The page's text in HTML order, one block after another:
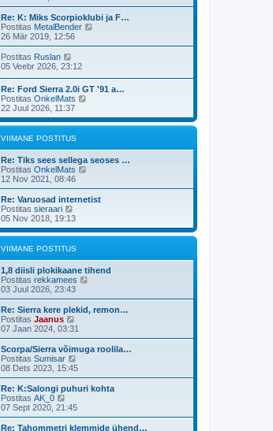
s
t
u
s
t
p
s
t
u
s
t
a
t
a
v
m
a
s
t
p
s
t
u
s
t
Re: K: Miks Scorpioklubi ja F…
Postitas MetalBender
a
i
s
t
o
s
t
u
s
26 Mär 2019, 12:56
Postitas Ruslan
a
t
a
v
i
i
a
s
t
p
o
s
t
i
t
u
s
t
05 Veebr 2026, 23:12
Re: Ford Sierra 2.0i GT '91 a…
Postitas OnkelMats
a
t
i
s
t
s
t
t
u
s
22 Juul 2026, 11:37
VIIMANE POSTITUS
Re: Tiks sees sellega seoses …
Postitas OnkelMats
a
t
i
s
t
p
s
t
u
s
12 Nov 2021, 08:46
Re: Varuosad internetist
Postitas sieraari
a
a
t
a
i
m
a
s
t
p
o
s
t
i
t
u
s
05 Nov 2018, 19:13
VIIMANE POSTITUS
1,8 diisli plokikaane tihend
Postitas rekkamees
a
a
m
p
t
03 Juul 2026, 23:43
Re: Sierra kere plekid, remon…
Postitas Jaanus
a
a
t
a
v
m
a
s
07 Jaan 2024, 03:31
Scorpa/Sierra võimuga roolila…
Postitas Sumisar
a
a
t
v
08 Dets 2023, 15:45
Re: K:Salongi puhuri kohta
Postitas AK_0
a
a
t
07 Sept 2020, 21:45
Re: Tahommetri klemmide ühend…